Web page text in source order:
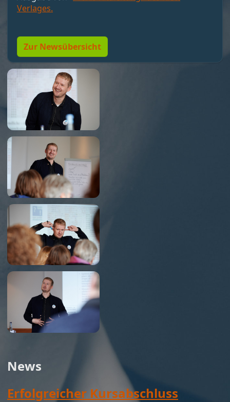
sondern Resonanz geben. Und vor allem:
Menschen so führen, dass sie wollen dürfen."
Verlages.
Zur Newsübersicht
News
Erfolgreicher Kursabschluss